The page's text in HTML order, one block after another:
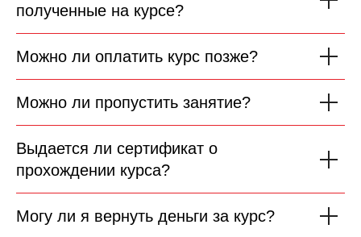
полученные на курсе?
Можно ли оплатить курс позже?
Можно ли пропустить занятие?
Выдается ли сертификат о
прохождении курса?
Могу ли я вернуть деньги за курс?